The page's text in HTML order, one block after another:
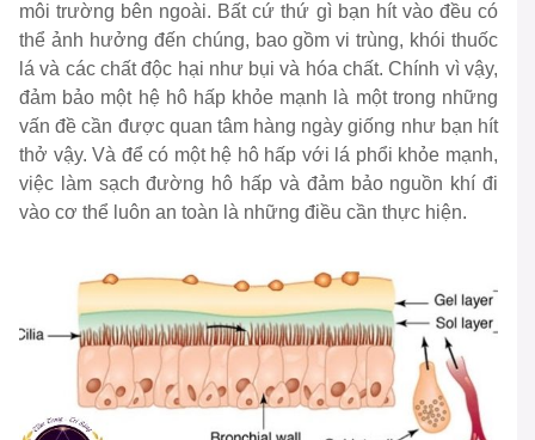
môi trường bên ngoài. Bất cứ thứ gì bạn hít vào đều có
thể ảnh hưởng đến chúng, bao gồm vi trùng, khói thuốc
lá và các chất độc hại như bụi và hóa chất. Chính vì vậy,
đảm bảo một hệ hô hấp khỏe mạnh là một trong những
vấn đề cần được quan tâm hàng ngày giống như bạn hít
thở vậy. Và để có một hệ hô hấp với lá phổi khỏe mạnh,
việc làm sạch đường hô hấp và đảm bảo nguồn khí đi
vào cơ thể luôn an toàn là những điều cần thực hiện.